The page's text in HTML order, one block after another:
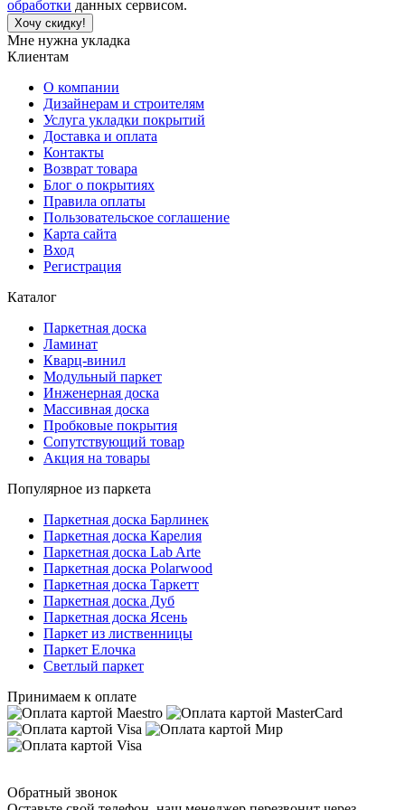
обработки данных сервисом.
Хочу скидку!
Мне нужна укладка
Клиентам
О компании
Дизайнерам и строителям
Услуга укладки покрытий
Доставка и оплата
Контакты
Возврат товара
Блог о покрытиях
Правила оплаты
Пользовательское соглашение
Карта сайта
Вход
Регистрация
Каталог
Паркетная доска
Ламинат
Кварц-винил
Модульный паркет
Инженерная доска
Массивная доска
Пробковые покрытия
Сопутствующий товар
Акция на товары
Популярное из паркета
Паркетная доска Барлинек
Паркетная доска Карелия
Паркетная доска Lab Arte
Паркетная доска Polarwood
Паркетная доска Таркетт
Паркетная доска Дуб
Паркетная доска Ясень
Паркет из лиственницы
Паркет Елочка
Светлый паркет
Принимаем к оплате
Обратный звонок